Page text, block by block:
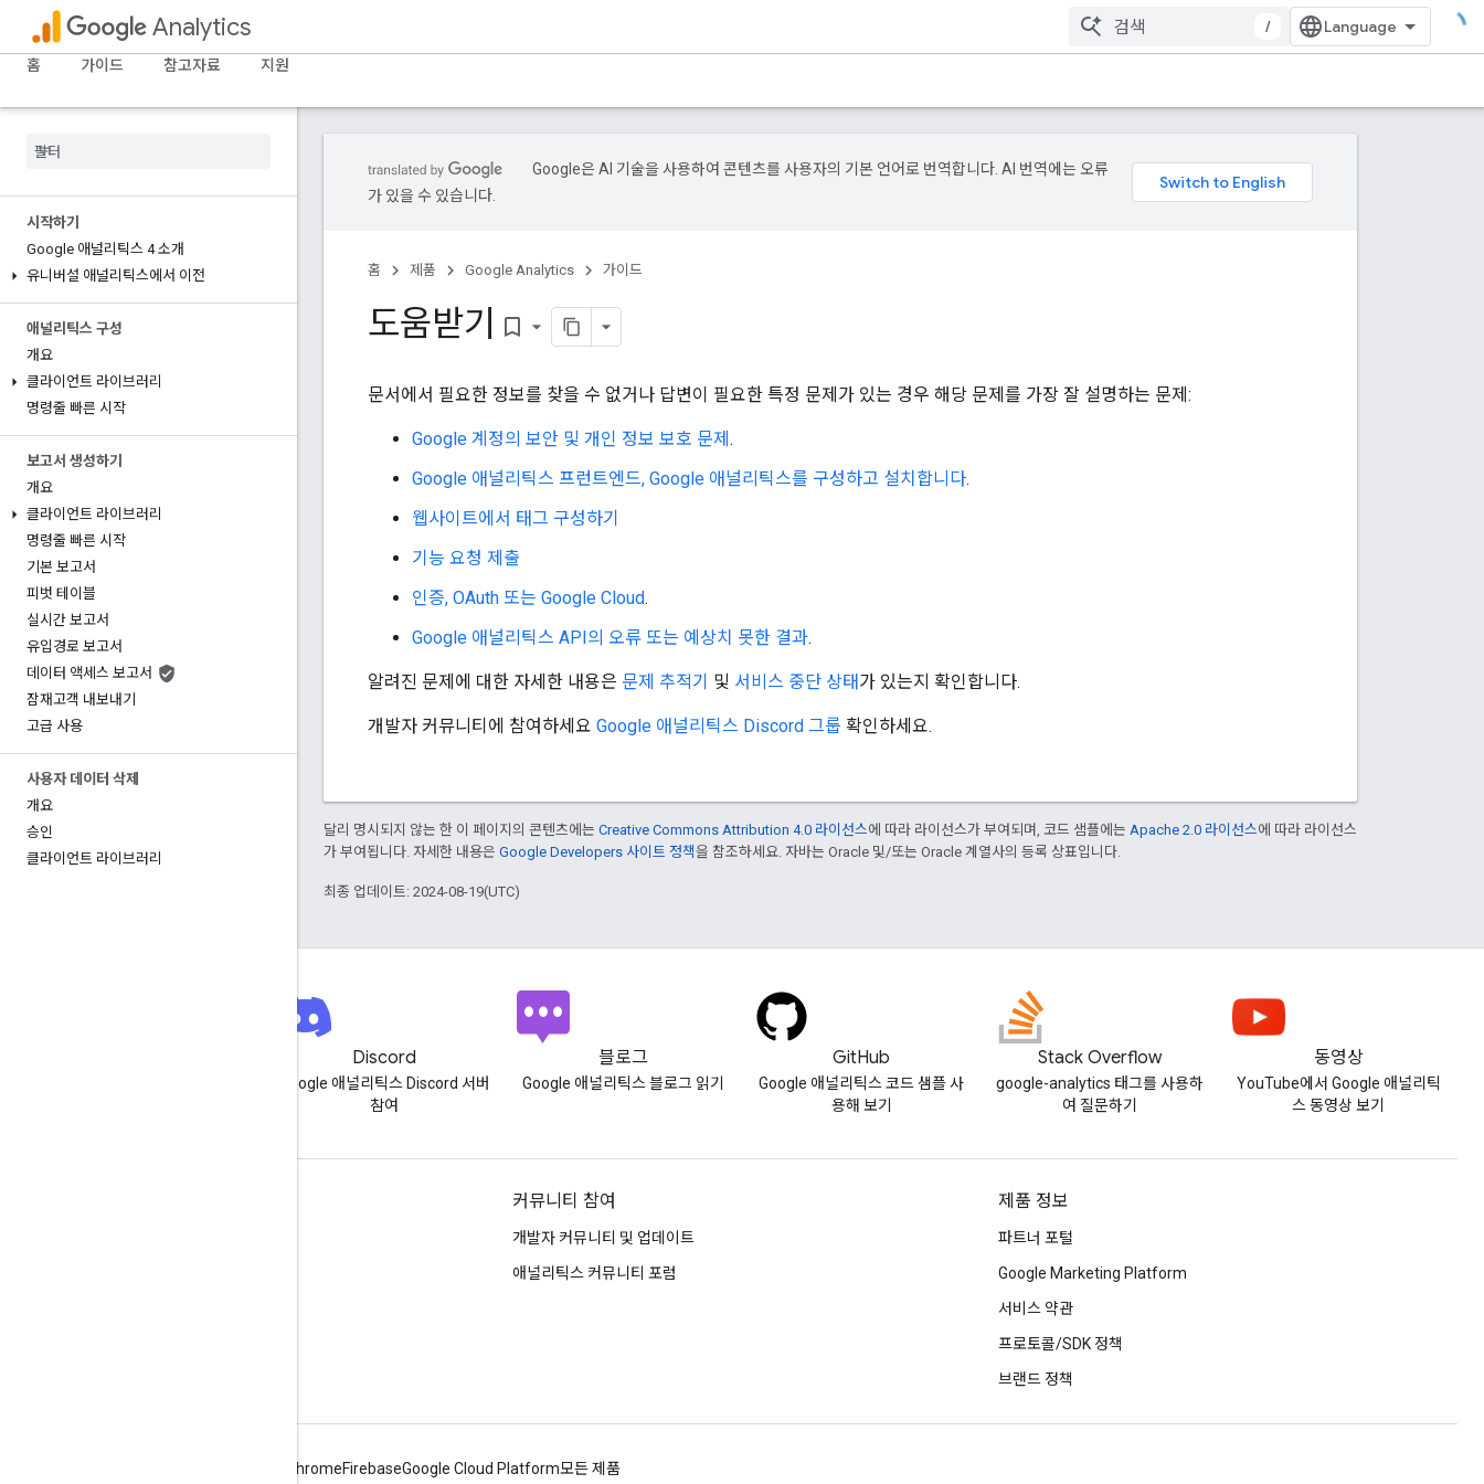
Analytics
/
홈
가이드 참고자료 지원
시작하기
Google 애널리틱스 4 소개
유니버설 애널리틱스에서 이전
애널리틱스 구성
개요
클라이언트 라이브러리
명령줄 빠른 시작
보고서 생성하기
개요
클라이언트 라이브러리
명령줄 빠른 시작
기본 보고서
피벗 테이블
실시간 보고서
유입경로 보고서
데이터 액세스 보고서
잠재고객 내보내기
고급 사용
사용자 데이터 삭제
개요
승인
클라이언트 라이브러리
Google은 AI 기술을 사용하여 콘텐츠를 사용자의 기본 언어로 번역합니다. AI 번역에는 오류
가 있을 수 있습니다.
홈 제품 Google Analytics 가이드
도움받기 bookmark_border
문서에서 필요한 정보를 찾을 수 없거나 답변이 필요한 특정 문제가 있는 경우 해당 문제를 가장 잘 설명하는 문제:
Google 계정의 보안 및 개인 정보 보호 문제 .
Google 애널리틱스 프런트엔드, Google 애널리틱스를 구성하고 설치합니다.
웹사이트에서 태그 구성하기
기능 요청 제출
인증, OAuth 또는 Google Cloud.
Google 애널리틱스 API의 오류 또는 예상치 못한 결과.
알려진 문제에 대한 자세한 내용은 문제 추적기 및 서비스 중단 상태가 있는지 확인합니다.
개발자 커뮤니티에 참여하세요 Google 애널리틱스 Discord 그룹 확인하세요.
달리 명시되지 않는 한 이 페이지의 콘텐츠에는 Creative Commons Attribution 4.0 라이선스에 따라 라이선스가 부여되며, 코드 샘플에는 Apache 2.0 라이선스에 따라 라이선스
가 부여됩니다. 자세한 내용은 Google Developers 사이트 정책을 참조하세요. 자바는 Oracle 및/또는 Oracle 계열사의 등록 상표입니다.
최종 업데이트: 2024-08-19(UTC)
Discord
Google 애널리틱스 Discord 서버
참여
블로그
Google 애널리틱스 블로그 읽기
GitHub
Google 애널리틱스 코드 샘플 사
용해 보기
Stack Overflow
google-analytics 태그를 사용하
여 질문하기
동영상
YouTube에서 Google 애널리틱
스 동영상 보기
커뮤니티 참여
개발자 커뮤니티 및 업데이트
애널리틱스 커뮤니티 포럼
제품 정보
파트너 포털
Google Marketing Platform
서비스 약관
프로토콜/SDK 정책
브랜드 정책
ChromeFirebaseGoogle Cloud Platform모든 제품